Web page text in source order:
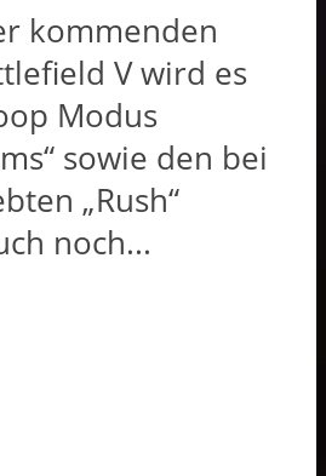
kommenden
V wird es
Modus
sowie den bei
„Rush“
noch...